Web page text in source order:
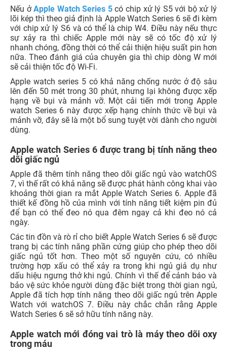
Nếu ởApple Watch Series 5có chip xử lý S5 với bộ xử lý
lõi kép thì theo giả định là Apple Watch Series 6 sẽ đi kèm
với chip xử lý S6 và có thể là chip W4. Điều này nếu thực
sự xảy ra thì chiếc Apple mới này sẽ có tốc độ xử lý
nhanh chóng, đồng thời có thể cải thiện hiệu suất pin hơn
nữa. Theo đánh giá của chuyên gia thì chip dòng W mới
sẽ cải thiện tốc độ Wi-Fi.
Apple watch series 5 có khả năng chống nước ở độ sâu
lên đến 50 mét trong 30 phút, nhưng lại không được xếp
hạng về bụi và mảnh vỡ. Một cải tiến mới trong Apple
watch Series 6 này được xếp hạng chính thức về bụi và
mảnh vỡ, đây sẽ là một bổ sung tuyệt vời dành cho người
dùng.
Apple watch Series 6 được trang bị tính năng theo
dõi giấc ngủ
Apple đã thêm tính năng theo dõi giấc ngủ vào watchOS
7, vì thế rất có khả năng sẽ được phát hành công khai vào
khoảng thời gian ra mắt Apple Watch Series 6. Apple đã
thiết kế đồng hồ của mình với tính năng tiết kiệm pin đủ
để bạn có thể đeo nó qua đêm ngay cả khi đeo nó cả
ngày.
Các tin đồn và rò rỉ cho biết Apple Watch Series 6 sẽ được
trang bị các tính năng phần cứng giúp cho phép theo dõi
giấc ngủ tốt hơn. Theo một số nguyên cứu, có nhiều
trường hợp xấu có thể xảy ra trong khi ngủ giả dụ như
dấu hiệu ngưng thở khi ngủ. Chính vì thế để cảnh báo và
bảo vệ sức khỏe người dùng đặc biệt trong thời gian ngủ,
Apple đã tích hợp tính năng theo dõi giấc ngủ trên Apple
Watch với watchOS 7. Điều này chắc chắn rằng Apple
Watch Series 6 sẽ sở hữu tính năng này.
Apple watch mới đóng vai trò là máy theo dõi oxy
trong máu